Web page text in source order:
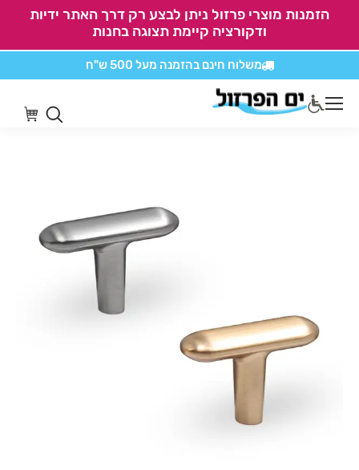
הזמנות מוצרי פרזול ניתן לבצע רק דרך האתר ידיות
ודקורציה קיימת תצוגה בחנות
משלוח חינם בהזמנה מעל 500 ש"ח